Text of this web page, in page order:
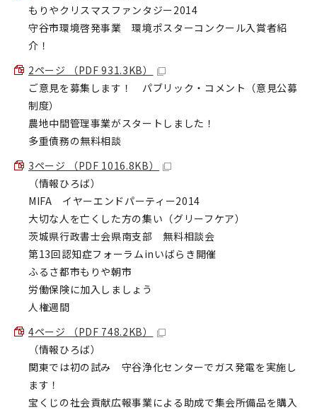
もりやクリスマスファンタジー2014
守谷市環境啓発事業 環境ポスターコンクール入賞者紹
介！
2ページ （PDF 931.3KB）
ご意見を募集します！ パブリック・コメント（意見公募
制度）
農地中間管理事業がスタートしました！
多重債務の無料相談
3ページ （PDF 1016.8KB）
（情報ひろば）
MIFA イヤーエンドパーティー2014
大切な人を亡くした方の集い（グリーフケア）
茨城県行政書士会県南支部 無料相談会
第13回認知症フォーラムinいばらき開催
ふるさ都市もりや朝市
労働保険に加入しましょう
人権週間
4ページ （PDF 748.2KB）
（情報ひろば）
関東では初の試み 守谷浄化センターでガス発電を実施し
ます！
宝くじの社会貢献広報事業による助成で集会所備品を購入